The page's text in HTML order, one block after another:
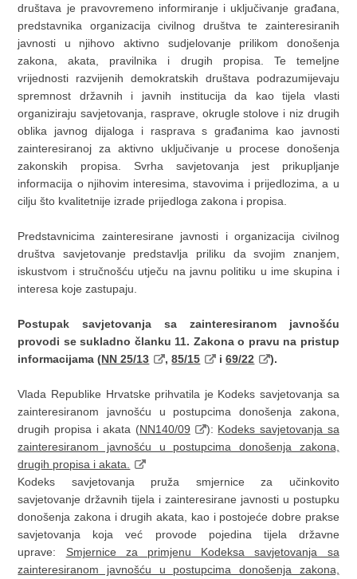
društava je pravovremeno informiranje i uključivanje građana,
predstavnika organizacija civilnog društva te zainteresiranih
javnosti u njihovo aktivno sudjelovanje prilikom donošenja
zakona, akata, pravilnika i drugih propisa. Te temeljne
vrijednosti razvijenih demokratskih društava podrazumijevaju
spremnost državnih i javnih institucija da kao tijela vlasti
organiziraju savjetovanja, rasprave, okrugle stolove i niz drugih
oblika javnog dijaloga i rasprava s građanima kao javnosti
zainteresiranoj za aktivno uključivanje u procese donošenja
zakonskih propisa. Svrha savjetovanja jest prikupljanje
informacija o njihovim interesima, stavovima i prijedlozima, a u
cilju što kvalitetnije izrade prijedloga zakona i propisa.
Predstavnicima zainteresirane javnosti i organizacija civilnog
društva savjetovanje predstavlja priliku da svojim znanjem,
iskustvom i stručnošću utječu na javnu politiku u ime skupina i
interesa koje zastupaju.
Postupak savjetovanja sa zainteresiranom javnošću
provodi se sukladno članku 11. Zakona o pravu na pristup
informacijama (NN 25/13 ,85/15 i69/22 ).
Vlada Republike Hrvatske prihvatila je Kodeks savjetovanja sa
zainteresiranom javnošću u postupcima donošenja zakona,
drugih propisa i akata (NN140/09 ): Kodeks savjetovanja sa
zainteresiranom javnošću u postupcima donošenja zakona,
drugih propisa i akata.
Kodeks savjetovanja pruža smjernice za učinkovito
savjetovanje državnih tijela i zainteresirane javnosti u postupku
donošenja zakona i drugih akata, kao i postojeće dobre prakse
savjetovanja koja već provode pojedina tijela državne
uprave: Smjernice za primjenu Kodeksa savjetovanja sa
zainteresiranom javnošću u postupcima donošenja zakona,